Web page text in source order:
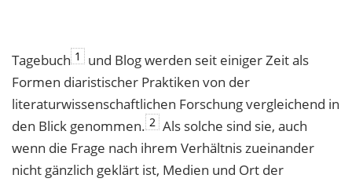
Tagebuch 1
und Blog werden seit einiger Zeit als
Formen diaristischer Praktiken von der
literaturwissenschaftlichen Forschung vergleichend in
den Blick genommen. 2 Als solche sind sie, auch
wenn die Frage nach ihrem Verhältnis zueinander
nicht gänzlich geklärt ist, Medien und Ort der